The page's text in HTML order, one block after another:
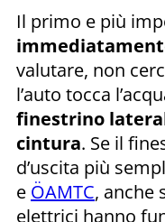
Il primo e più
valutare, non
l’auto tocca
finestrino
cintura. Se il
d’uscita più
e ÖAMTC, anche
elettrici hanno